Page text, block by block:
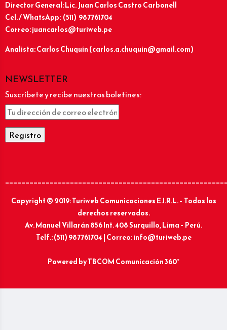
Director General: Lic.Juan Carlos Castro Carbonell
Cel. / WhatsApp: (511) 987761704
Correo: juancarlos@turiweb.pe
Analista: Carlos Chuquín (carlos.a.chuquin@gmail.com)
NEWSLETTER
Suscríbete y recibe nuestros boletines:
Copyright © 2019: Turiweb Comunicaciones E.I.R.L. – Todos los
derechos reservados.
Av. Manuel Villarán 856 Int. 408 Surquillo, Lima – Perú.
Telf.: (511) 987761704 | Correo: info@turiweb.pe
Powered byTBCOM Comunicación 360°